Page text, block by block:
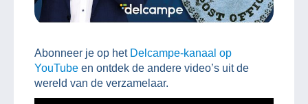
Abonneer je op het Delcampe-kanaal op
YouTube en ontdek de andere video’s uit de
wereld van de verzamelaar.